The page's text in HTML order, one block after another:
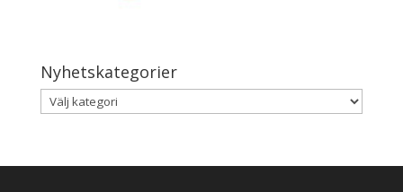
Nyhetskategorier
Nyhetskategorier